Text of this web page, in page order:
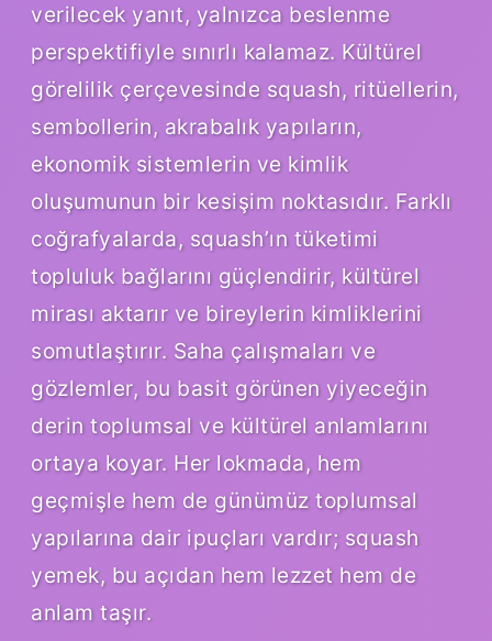
verilecek yanıt, yalnızca beslenme
perspektifiyle sınırlı kalamaz. Kültürel
görelilik çerçevesinde squash, ritüellerin,
sembollerin, akrabalık yapıların,
ekonomik sistemlerin ve kimlik
oluşumunun bir kesişim noktasıdır. Farklı
coğrafyalarda, squash’ın tüketimi
topluluk bağlarını güçlendirir, kültürel
mirası aktarır ve bireylerin kimliklerini
somutlaştırır. Saha çalışmaları ve
gözlemler, bu basit görünen yiyeceğin
derin toplumsal ve kültürel anlamlarını
ortaya koyar. Her lokmada, hem
geçmişle hem de günümüz toplumsal
yapılarına dair ipuçları vardır; squash
yemek, bu açıdan hem lezzet hem de
anlam taşır.